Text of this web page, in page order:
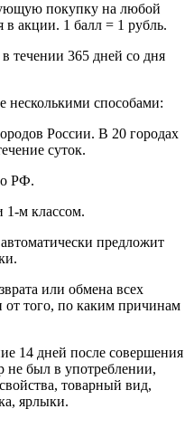
покупку на любой
в акции. 1 балл = 1 рубль.
течении 365 дней со дня
несколькими способами:
России. В 20 городах
суток.
РФ.
1-м классом.
предложит
или обмена всех
того, по каким причинам
14 дней после совершения
не был в употреблении,
товарный вид,
ярлыки.